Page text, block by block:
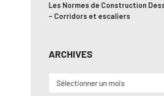
Les Normes de Construction
– Corridors et escaliers
ARCHIVES
Archives